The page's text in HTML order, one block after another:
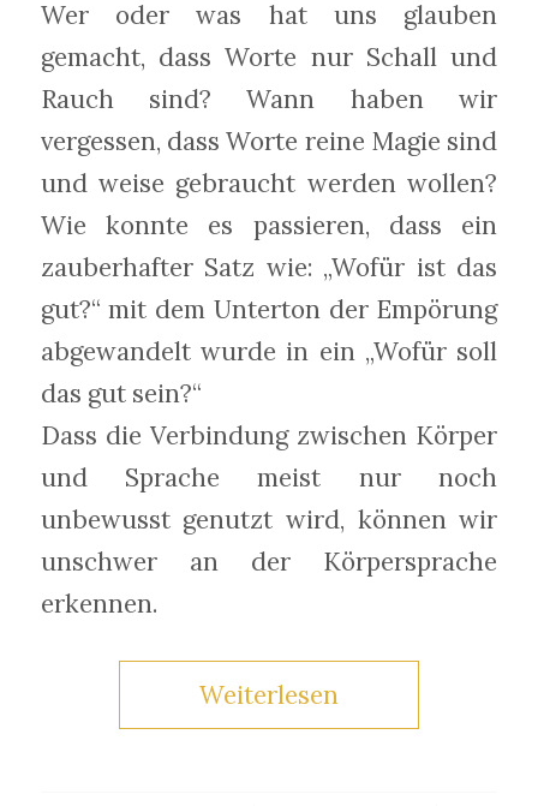
Wer oder was hat uns glauben
gemacht, dass Worte nur Schall und
Rauch sind? Wann haben wir
vergessen, dass Worte reine Magie sind
und weise gebraucht werden wollen?
Wie konnte es passieren, dass ein
zauberhafter Satz wie: „Wofür ist das
gut?“ mit dem Unterton der Empörung
abgewandelt wurde in ein „Wofür soll
das gut sein?“
Dass die Verbindung zwischen Körper
und Sprache meist nur noch
unbewusst genutzt wird, können wir
unschwer an der Körpersprache
erkennen.
Weiterlesen